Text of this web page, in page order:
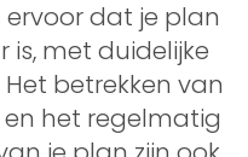
dat je plan
met duidelijke
betrekken van
het regelmatig